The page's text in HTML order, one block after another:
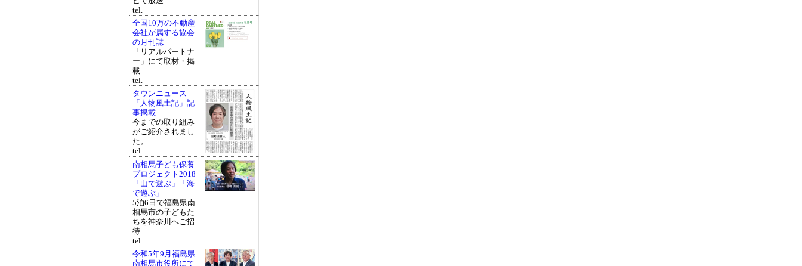
tel.
全国10万の不動産
会社が属する協会
の月刊誌
「リアルパートナ
ー」にて取材・掲
載
tel.
タウンニュース
「人物風土記」記
事掲載
今までの取り組み
がご紹介されまし
た。
tel.
南相馬子ども保養
プロジェクト2018
「山で遊ぶ」「海
で遊ぶ」
5泊6日で福島県南
相馬市の子どもた
ちを神奈川へご招
待
tel.
令和5年9月福島県
南相馬市役所にて